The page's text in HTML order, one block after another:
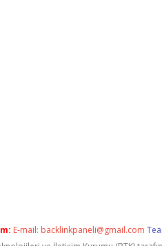
E-mail: backlinkpaneli@gmail.com